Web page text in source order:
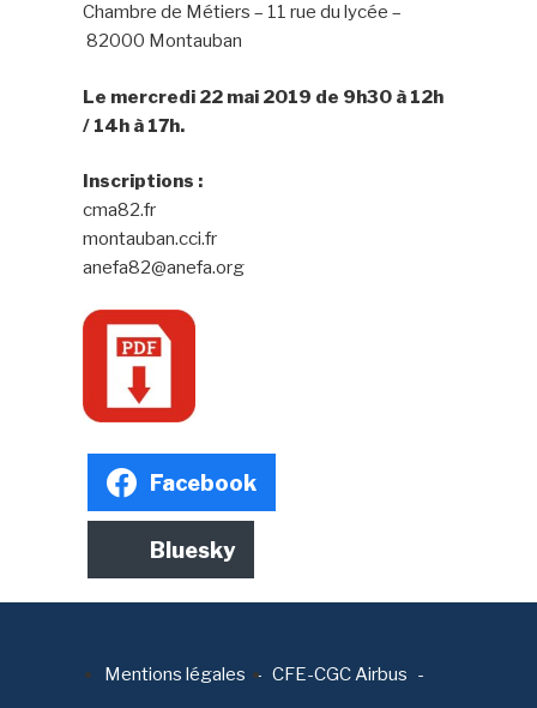
Chambre de Métiers – 11 rue du lycée –
82000 Montauban
Le mercredi 22 mai 2019 de 9h30 à 12h
/ 14h à 17h.
Inscriptions :
cma82.fr
montauban.cci.fr
anefa82@anefa.org
Facebook
Bluesky
Mentions légales CFE-CGC Airbus